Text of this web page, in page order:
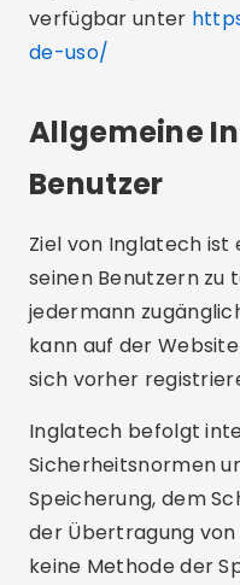
verfügbar unter
de-uso/
Allgemeine
Benutzer
Ziel von Inglatech
seinen Benutzern zu
jedermann
kann auf der
sich vorher
Inglatech befolgt
Sicherheitsnormen
Speicherung, dem
der Übertragung
keine Methode der